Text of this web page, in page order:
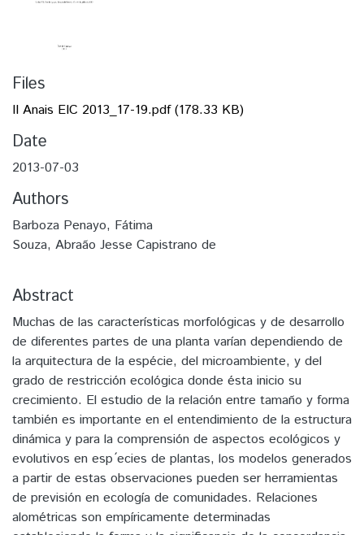
Files
II Anais EIC 2013_17-19.pdf(178.33 KB)
Date
2013-07-03
Authors
Barboza Penayo, Fátima
Souza, Abraão Jesse Capistrano de
Abstract
Muchas de las características morfológicas y de desarrollo
de diferentes partes de una planta varían dependiendo de
la arquitectura de la espécie, del microambiente, y del
grado de restricción ecológica donde ésta inicio su
crecimiento. El estudio de la relación entre tamaño y forma
también es importante en el entendimiento de la estructura
dinámica y para la comprensión de aspectos ecológicos y
evolutivos en esp ́ecies de plantas, los modelos generados
a partir de estas observaciones pueden ser herramientas
de previsión en ecología de comunidades. Relaciones
alométricas son empíricamente determinadas